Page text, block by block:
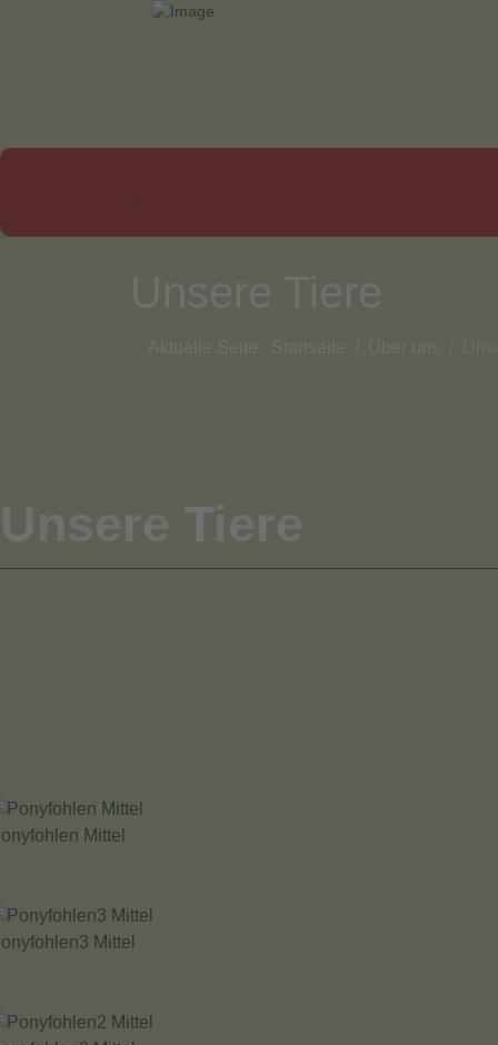
.
Unsere Tiere
Aktuelle Seite: Startseite Über uns
Unsere Tiere
Mittel
Mittel